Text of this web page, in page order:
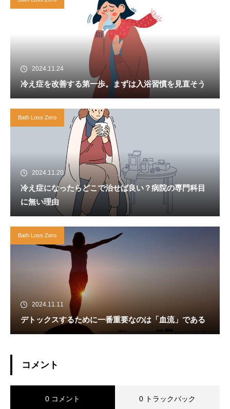
2024.11.24
冷え症を改善する第一歩。まずは入浴習慣を見直そう
Bath Loss Zero
2024.11.20
冷え症になったらどこで治せば良い？病院の専門科目
に無い理由
Bath Loss Zero
2024.11.11
デトックスするために一番重要なのは「血流」である
コメント
0 コメント 0 トラックバック